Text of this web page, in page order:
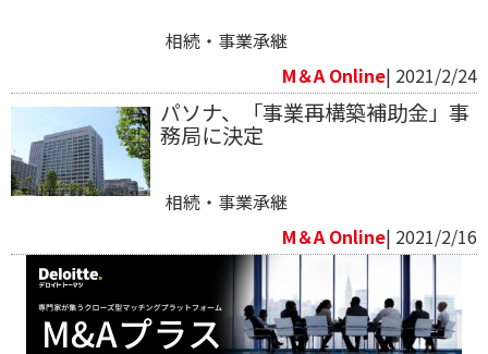
相続・事業承継
M＆A Online| 2021/2/24
パソナ、「事業再構築補助金」事
務局に決定
相続・事業承継
M＆A Online| 2021/2/16